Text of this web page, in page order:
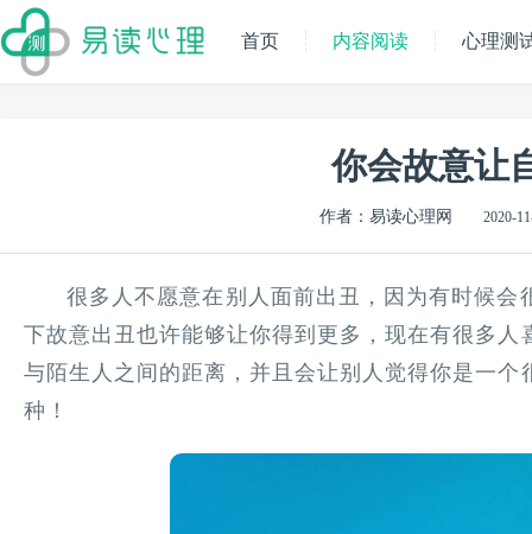
首页 内容阅读 心理测
你会故意让
作者：易读心理网 2020-
很多人不愿意在别人面前出丑，因为有时候会
下故意出丑也许能够让你得到更多，现在有很多
与陌生人之间的距离，并且会让别人觉得你是一
种！